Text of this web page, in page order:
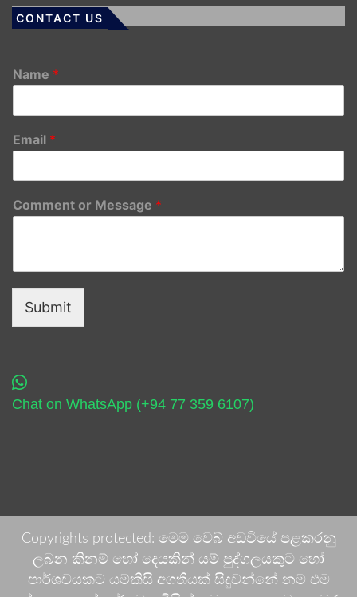
CONTACT US
Name *
Email *
Comment or Message *
Submit
Chat on WhatsApp (+94 77 359 6107)
Copyrights protected: මෙම වෙබ් අඩවියේ පළකරනු
ලබන කිනම් හෝ දෙයකින් යම් පුද්ගලයකුට හෝ
පාර්ශවයකට යම්කිසි අගතියක් සිදුවන්නේ නම් එම